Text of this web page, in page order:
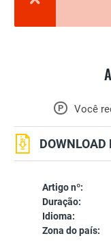
Artigo nº:
Duração:
Idioma:
Zona do país:
P Você
DOWNLOAD